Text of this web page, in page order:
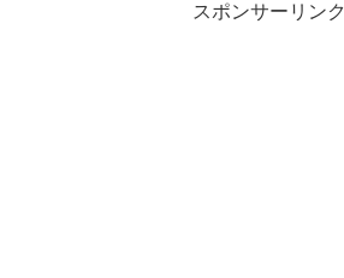
スポンサーリンク